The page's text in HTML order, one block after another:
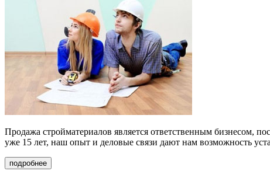
Продажа стройматериалов является ответственным бизнесом,
уже 15 лет, наш опыт и деловые связи дают нам возможность
подробнее